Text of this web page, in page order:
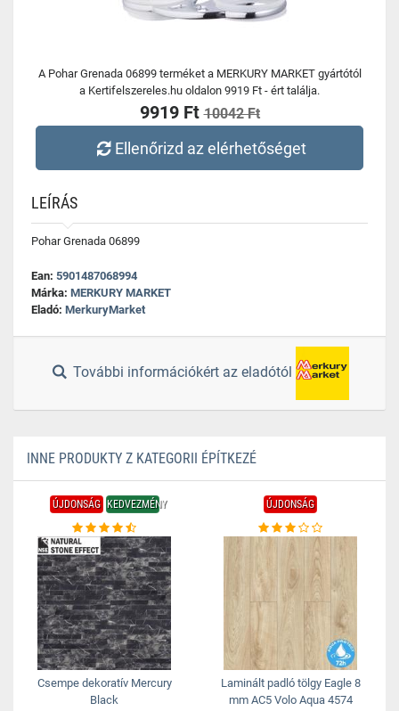
A Pohar Grenada 06899 terméket a MERKURY MARKET gyártótól
a Kertifelszereles.hu oldalon 9919 Ft - ért találja.
9919 Ft10042 Ft
Ellenőrizd az elérhetőséget
LEÍRÁS
Pohar Grenada 06899
Ean: 5901487068994
Márka: MERKURY MARKET
Eladó: MerkuryMarket
További információkért az eladótól
INNE PRODUKTY Z KATEGORII ÉPÍTKEZÉ
ÚJDONSÁG KEDVEZMÉNY
Csempe dekoratív Mercury
Black
ÚJDONSÁG
Laminált padló tölgy Eagle 8
mm AC5 Volo Aqua 4574